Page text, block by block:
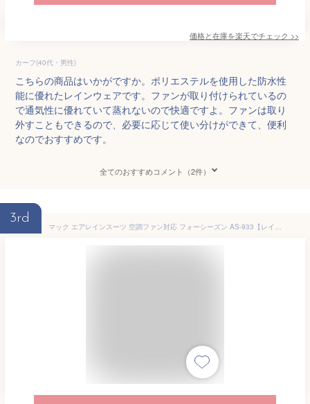
価格と在庫を楽天でチェック >>
カーフ(40代・男性)
こちらの商品はいかがですか。ポリエステルを使用した防水性
能に優れたレインウェアです。ファンが取り付けられているの
で通気性に優れていて蒸れないので快適ですよ。ファンは取り
外すこともできるので、必要に応じて使い分けができて、便利
なのでおすすめです。
全てのおすすめコメント（2件）
3rd
マック エアレインスーツ 空調ファン対応 フォーシーズン AS-933【レインコート レインウェア 空調レインウェア 空調ファン 対応 熱中症対策 暑さ対策 雨具 カッパ 合羽 作業服 作業着 釣り 登山 アウトドア オシャレ 雨カッパ メンズ おしゃれ おすすめ】 [CB99]